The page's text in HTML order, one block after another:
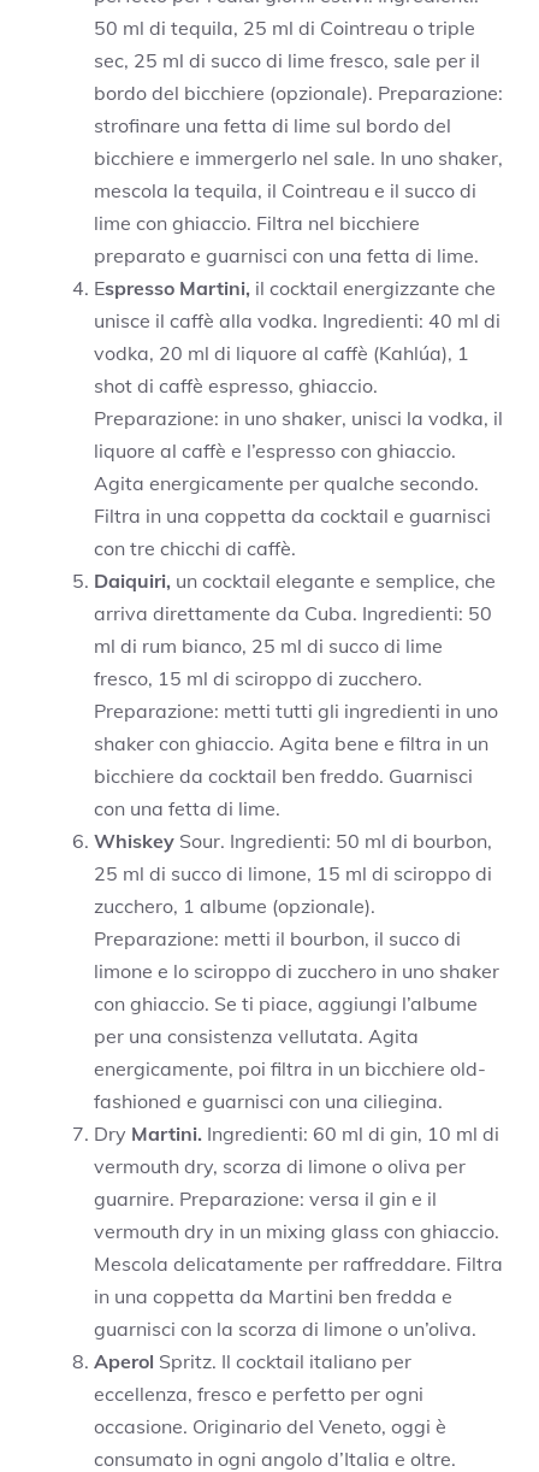
50 ml di tequila, 25 ml di Cointreau o triple
sec, 25 ml di succo di lime fresco, sale per il
bordo del bicchiere (opzionale). Preparazione:
strofinare una fetta di lime sul bordo del
bicchiere e immergerlo nel sale. In uno shaker,
mescola la tequila, il Cointreau e il succo di
lime con ghiaccio. Filtra nel bicchiere
preparato e guarnisci con una fetta di lime.
Espresso Martini, il cocktail energizzante che
unisce il caffè alla vodka. Ingredienti: 40 ml di
vodka, 20 ml di liquore al caffè (Kahlúa), 1
shot di caffè espresso, ghiaccio.
Preparazione: in uno shaker, unisci la vodka, il
liquore al caffè e l’espresso con ghiaccio.
Agita energicamente per qualche secondo.
Filtra in una coppetta da cocktail e guarnisci
con tre chicchi di caffè.
Daiquiri, un cocktail elegante e semplice, che
arriva direttamente da Cuba. Ingredienti: 50
ml di rum bianco, 25 ml di succo di lime
fresco, 15 ml di sciroppo di zucchero.
Preparazione: metti tutti gli ingredienti in uno
shaker con ghiaccio. Agita bene e filtra in un
bicchiere da cocktail ben freddo. Guarnisci
con una fetta di lime.
Whiskey Sour. Ingredienti: 50 ml di bourbon,
25 ml di succo di limone, 15 ml di sciroppo di
zucchero, 1 albume (opzionale).
Preparazione: metti il bourbon, il succo di
limone e lo sciroppo di zucchero in uno shaker
con ghiaccio. Se ti piace, aggiungi l’albume
per una consistenza vellutata. Agita
energicamente, poi filtra in un bicchiere old-
fashioned e guarnisci con una ciliegina.
Dry Martini. Ingredienti: 60 ml di gin, 10 ml di
vermouth dry, scorza di limone o oliva per
guarnire. Preparazione: versa il gin e il
vermouth dry in un mixing glass con ghiaccio.
Mescola delicatamente per raffreddare. Filtra
in una coppetta da Martini ben fredda e
guarnisci con la scorza di limone o un’oliva.
Aperol Spritz. Il cocktail italiano per
eccellenza, fresco e perfetto per ogni
occasione. Originario del Veneto, oggi è
consumato in ogni angolo d’Italia e oltre.